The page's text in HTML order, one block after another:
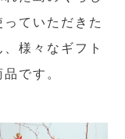
ていただきた
様々なギフト
です。